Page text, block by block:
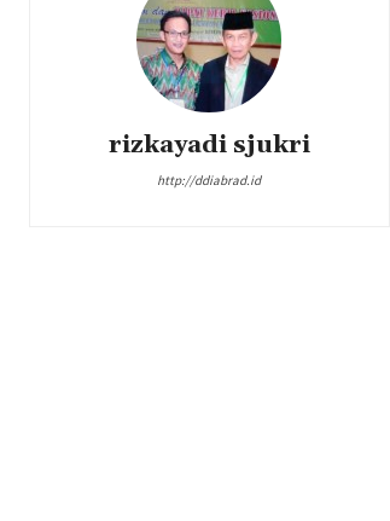
rizkayadi sjukri
http://ddiabrad.id